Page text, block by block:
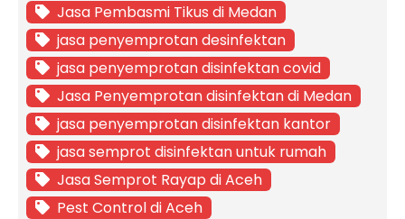
Jasa Pembasmi Tikus di Medan
jasa penyemprotan desinfektan
jasa penyemprotan disinfektan covid
Jasa Penyemprotan disinfektan di Medan
jasa penyemprotan disinfektan kantor
jasa semprot disinfektan untuk rumah
Jasa Semprot Rayap di Aceh
Pest Control di Aceh